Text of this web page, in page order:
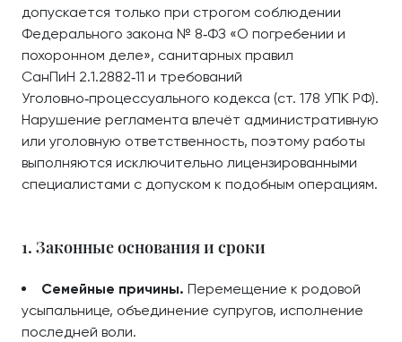
допускается только при строгом соблюдении
Федерального закона № 8‑ФЗ «О погребении и
похоронном деле», санитарных правил
СанПиН 2.1.2882‑11 и требований
Уголовно‑процессуального кодекса (ст. 178 УПК РФ).
Нарушение регламента влечёт административную
или уголовную ответственность, поэтому работы
выполняются исключительно лицензированными
специалистами с допуском к подобным операциям.
1. Законные основания и сроки
Семейные причины. Перемещение к родовой
усыпальнице, объединение супругов, исполнение
последней воли.